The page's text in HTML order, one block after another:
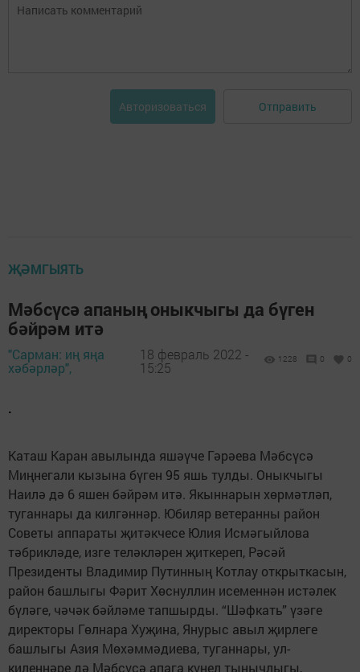
Авторизоваться Отправить
ҖӘМГЫЯТЬ
Мәбсүсә апаның оныкчыгы да бүген
бәйрәм итә
"Сарман: иң яңа
хәбәрләр",
18 февраль 2022 -
15:25
1228 0 0
.
Каташ Каран авылында яшәүче Гәрәева Мәбсүсә
Миңнегали кызына бүген 95 яшь тулды. Оныкчыгы
Наилә дә 6 яшен бәйрәм итә. Якыннарын хөрмәтләп,
туганнары да килгәннәр. Юбиляр ветеранны район
Советы аппараты җитәкчесе Юлия Исмәгыйлова
тәбрикләде, изге теләкләрен җиткереп, Рәсәй
Президенты Владимир Путинның Котлау открыткасын,
район башлыгы Фәрит Хөснуллин исеменнән истәлек
бүләге, чәчәк бәйләме тапшырды. “Шәфкать” үзәге
директоры Гөлнара Хуҗина, Янурыс авыл җирлеге
башлыгы Азия Мөхәммәдиева, туганнары, ул-
киленнәре дә Мәбсүсә апага күңел тынычлыгы,